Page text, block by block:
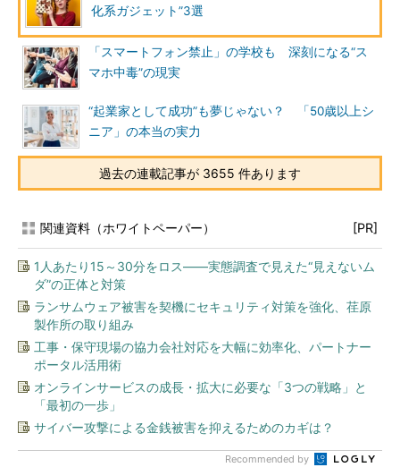
化系ガジェット”3選
「スマートフォン禁止」の学校も 深刻になる“ス
マホ中毒”の現実
“起業家として成功”も夢じゃない？ 「50歳以上シ
ニア」の本当の実力
過去の連載記事が 3655 件あります
関連資料（ホワイトペーパー） [PR]
1人あたり15～30分をロス――実態調査で見えた“見えないム
ダ”の正体と対策
ランサムウェア被害を契機にセキュリティ対策を強化、荏原
製作所の取り組み
工事・保守現場の協力会社対応を大幅に効率化、パートナー
ポータル活用術
オンラインサービスの成長・拡大に必要な「3つの戦略」と
「最初の一歩」
サイバー攻撃による金銭被害を抑えるためのカギは？
Recommended by